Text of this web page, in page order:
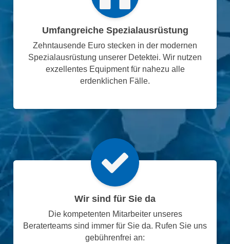
Umfangreiche Spezialausrüstung
Zehntausende Euro stecken in der modernen
Spezialausrüstung unserer Detektei. Wir nutzen
exzellentes Equipment für nahezu alle
erdenklichen Fälle.
Wir sind für Sie da
Die kompetenten Mitarbeiter unseres
Beraterteams sind immer für Sie da. Rufen Sie uns
gebührenfrei an: